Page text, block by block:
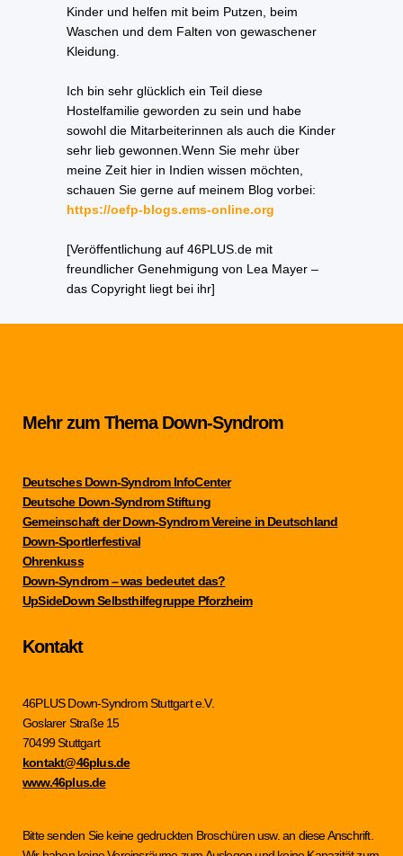
Kinder und helfen mit beim Putzen, beim
Waschen und dem Falten von gewaschener
Kleidung.
Ich bin sehr glücklich ein Teil diese
Hostelfamilie geworden zu sein und habe
sowohl die Mitarbeiterinnen als auch die Kinder
sehr lieb gewonnen.Wenn Sie mehr über
meine Zeit hier in Indien wissen möchten,
schauen Sie gerne auf meinem Blog vorbei:
https://oefp-blogs.ems-online.org
[Veröffentlichung auf 46PLUS.de mit
freundlicher Genehmigung von Lea Mayer –
das Copyright liegt bei ihr]
Mehr zum Thema Down-Syndrom
Deutsches Down-Syndrom InfoCenter
Deutsche Down-Syndrom Stiftung
Gemeinschaft der Down-Syndrom Vereine in Deutschland
Down-Sportlerfestival
Ohrenkuss
Down-Syndrom – was bedeutet das?
UpSideDown Selbsthilfegruppe Pforzheim
Kontakt
46PLUS Down-Syndrom Stuttgart e.V.
Goslarer Straße 15
70499 Stuttgart
kontakt@46plus.de
www.46plus.de
Bitte senden Sie keine gedruckten Broschüren usw. an diese Anschrift.